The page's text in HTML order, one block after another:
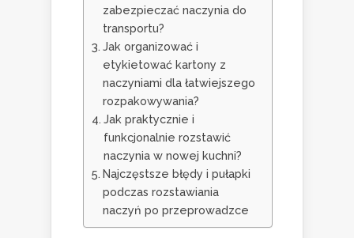
zabezpieczać naczynia do
transportu?
Jak organizować i
etykietować kartony z
naczyniami dla łatwiejszego
rozpakowywania?
Jak praktycznie i
funkcjonalnie rozstawić
naczynia w nowej kuchni?
Najczęstsze błędy i pułapki
podczas rozstawiania
naczyń po przeprowadzce